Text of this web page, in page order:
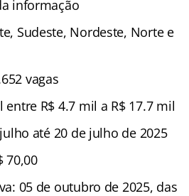
informação
Sudeste, Nordeste, Norte e
vagas
R$ 4.7 mil a R$ 17.7 mil
até 20 de julho de 2025
70,00
05 de outubro de 2025, das